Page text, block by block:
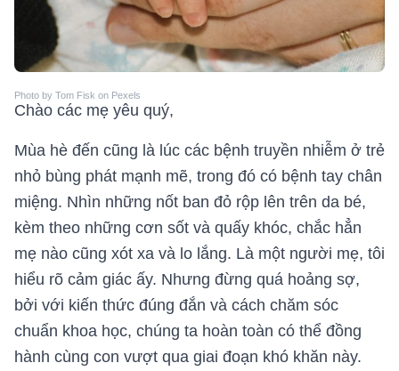
Photo by Tom Fisk on Pexels
Chào các mẹ yêu quý,
Mùa hè đến cũng là lúc các bệnh truyền nhiễm ở trẻ
nhỏ bùng phát mạnh mẽ, trong đó có bệnh tay chân
miệng. Nhìn những nốt ban đỏ rộp lên trên da bé,
kèm theo những cơn sốt và quấy khóc, chắc hẳn
mẹ nào cũng xót xa và lo lắng. Là một người mẹ, tôi
hiểu rõ cảm giác ấy. Nhưng đừng quá hoảng sợ,
bởi với kiến thức đúng đắn và cách chăm sóc
chuẩn khoa học, chúng ta hoàn toàn có thể đồng
hành cùng con vượt qua giai đoạn khó khăn này.